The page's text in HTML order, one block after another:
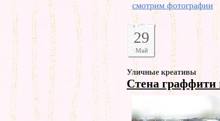
смотрим фотографии
29
Май
Уличные креативы
Стена